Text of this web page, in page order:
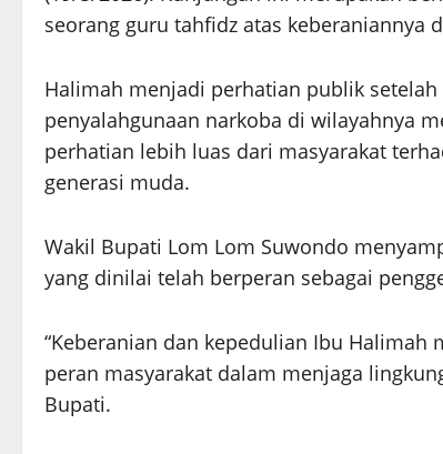
seorang guru tahfidz atas keberaniannya
Halimah menjadi perhatian publik
penyalahgunaan narkoba di wilayahnya
perhatian lebih luas dari masyarakat
generasi muda.
Wakil Bupati Lom Lom Suwondo
yang dinilai telah berperan sebagai
“Keberanian dan kepedulian Ibu
peran masyarakat dalam menjaga
Bupati.